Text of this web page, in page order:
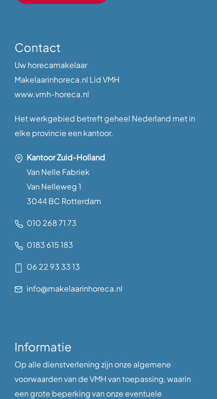
Contact
Uw horecamakelaar
Makelaarinhoreca.nl Lid VMH
www.vmh-horeca.nl
Het werkgebied betreft geheel Nederland met in
elke provincie een kantoor.
Kantoor Zuid-Holland
Van Nelle Fabriek
Van Nelleweg 1
3044 BC Rotterdam
010 268 71 73
0183 615 183
06 22 93 33 13
info@makelaarinhoreca.nl
Informatie
Op alle dienstverlening zijn onze algemene
voorwaarden van de VMH van toepassing, waarin
een grote beperking van onze eventuele